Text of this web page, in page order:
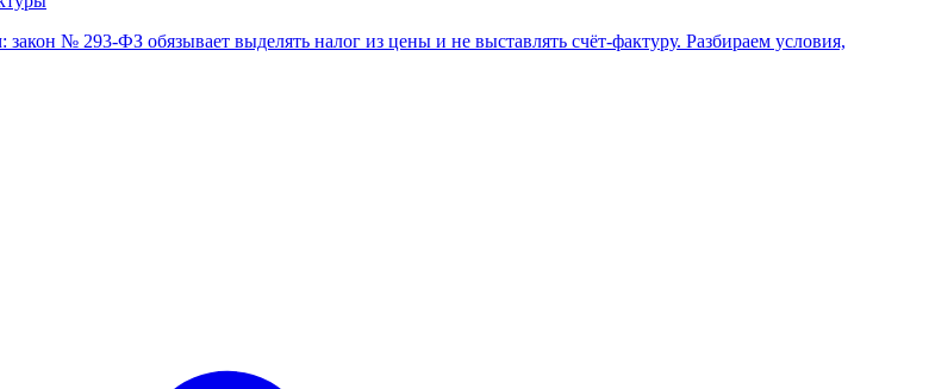
№ 293-ФЗ обязывает выделять налог из цены и не выставлять счёт-фактуру. Разбираем условия,